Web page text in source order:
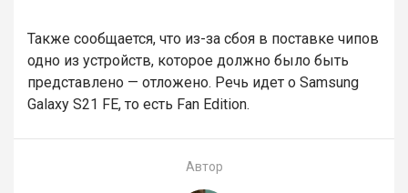
Также сообщается, что из-за сбоя в поставке чипов
одно из устройств, которое должно было быть
представлено — отложено. Речь идет о Samsung
Galaxy S21 FE, то есть Fan Edition.
Автор